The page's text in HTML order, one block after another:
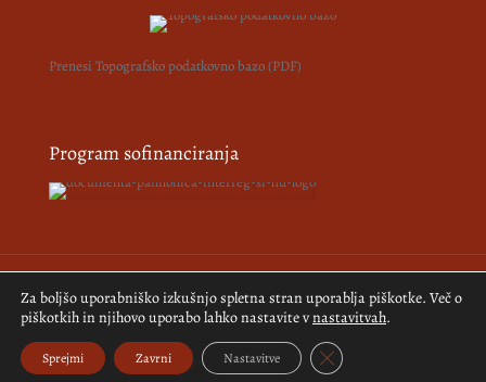
Prenesi Topografsko podatkovno bazo (PDF)
Program sofinanciranja
© 2018-2026 Pomurski muzej. Vse pravice pridržane.Izdelava
spletne strani: Kreativne ideje
Za boljšo uporabniško izkušnjo spletna stran uporablja piškotke. Več o
piškotkih in njihovo uporabo lahko nastavite vnastavitvah.
Sprejmi Zavrni Nastavitve Close GDPR Cookie